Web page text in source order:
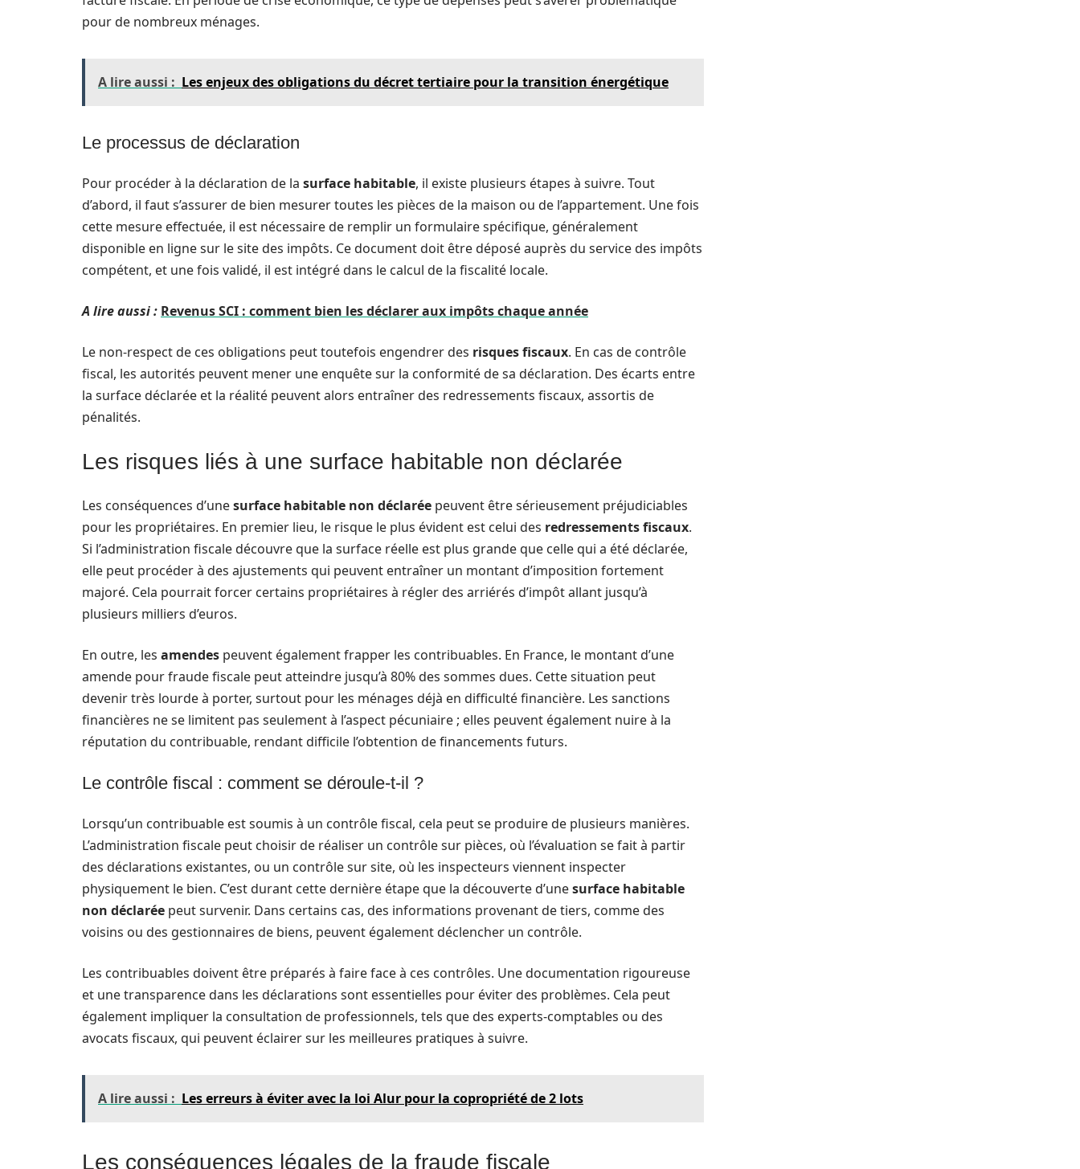
pour de nombreux ménages.
A lire aussi : Les enjeux des obligations du décret tertiaire pour la transition énergétique
Le processus de déclaration
Pour procéder à la déclaration de la surface habitable, il existe plusieurs étapes à suivre. Tout
d’abord, il faut s’assurer de bien mesurer toutes les pièces de la maison ou de l’appartement. Une fois
cette mesure effectuée, il est nécessaire de remplir un formulaire spécifique, généralement
disponible en ligne sur le site des impôts. Ce document doit être déposé auprès du service des impôts
compétent, et une fois validé, il est intégré dans le calcul de la fiscalité locale.
A lire aussi : Revenus SCI : comment bien les déclarer aux impôts chaque année
Le non-respect de ces obligations peut toutefois engendrer des risques fiscaux. En cas de contrôle
fiscal, les autorités peuvent mener une enquête sur la conformité de sa déclaration. Des écarts entre
la surface déclarée et la réalité peuvent alors entraîner des redressements fiscaux, assortis de
pénalités.
Les risques liés à une surface habitable non déclarée
Les conséquences d’unesurface habitable non déclarée peuvent être sérieusement préjudiciables
pour les propriétaires. En premier lieu, le risque le plus évident est celui des redressements fiscaux.
Si l’administration fiscale découvre que la surface réelle est plus grande que celle qui a été déclarée,
elle peut procéder à des ajustements qui peuvent entraîner un montant d’imposition fortement
majoré. Cela pourrait forcer certains propriétaires à régler des arriérés d’impôt allant jusqu’à
plusieurs milliers d’euros.
En outre, les amendes peuvent également frapper les contribuables. En France, le montant d’une
amende pour fraude fiscale peut atteindre jusqu’à 80% des sommes dues. Cette situation peut
devenir très lourde à porter, surtout pour les ménages déjà en difficulté financière. Les sanctions
financières ne se limitent pas seulement à l’aspect pécuniaire ; elles peuvent également nuire à la
réputation du contribuable, rendant difficile l’obtention de financements futurs.
Le contrôle fiscal : comment se déroule-t-il ?
Lorsqu’un contribuable est soumis à un contrôle fiscal, cela peut se produire de plusieurs manières.
L’administration fiscale peut choisir de réaliser un contrôle sur pièces, où l’évaluation se fait à partir
des déclarations existantes, ou un contrôle sur site, où les inspecteurs viennent inspecter
physiquement le bien. C’est durant cette dernière étape que la découverte d’unesurface habitable
non déclarée peut survenir. Dans certains cas, des informations provenant de tiers, comme des
voisins ou des gestionnaires de biens, peuvent également déclencher un contrôle.
Les contribuables doivent être préparés à faire face à ces contrôles. Une documentation rigoureuse
et une transparence dans les déclarations sont essentielles pour éviter des problèmes. Cela peut
également impliquer la consultation de professionnels, tels que des experts-comptables ou des
avocats fiscaux, qui peuvent éclairer sur les meilleures pratiques à suivre.
A lire aussi : Les erreurs à éviter avec la loi Alur pour la copropriété de 2 lots
Les conséquences légales de la fraude fiscale